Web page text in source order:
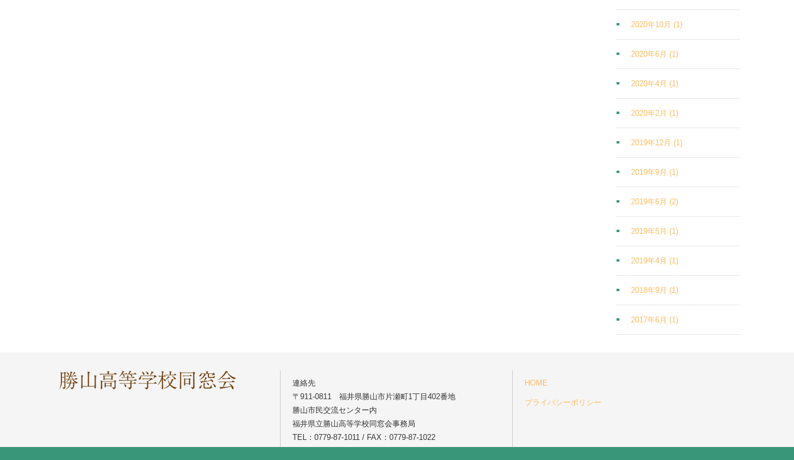
2020年10月(1)
2020年6月(1)
2020年4月(1)
2020年2月(1)
2019年12月(1)
2019年9月(1)
2019年6月(2)
2019年5月(1)
2019年4月(1)
2018年9月(1)
2017年6月(1)
連絡先
〒911-0811 福井県勝山市片瀬町1丁目402番地
勝山市民交流センター内
福井県立勝山高等学校同窓会事務局
TEL：0779-87-1011 / FAX：0779-87-1022
HOME
プライバシーポリシー